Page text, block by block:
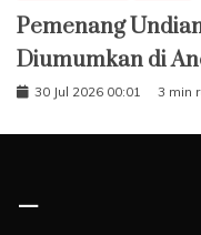
Pemenang
Diumumkan di
30 Jul 2026 00:01 3 min
–